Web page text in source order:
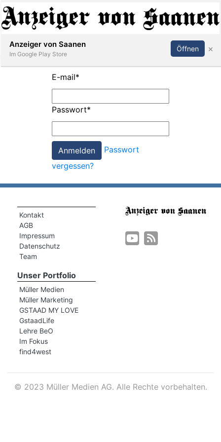
Abonnieren Anmelden
E-mail*
Passwort*
Passwort
vergessen?
Kontakt
AGB
Impressum
Datenschutz
Team
Unser Portfolio
Müller Medien
Müller Marketing
GSTAAD MY LOVE
GstaadLife
Lehre BeO
Im Fokus
find4west
© 2023 Müller Medien AG. Alle Rechte vorbehalten.
Anzeiger von Saanen
Im Google Play Store
Öffnen ×